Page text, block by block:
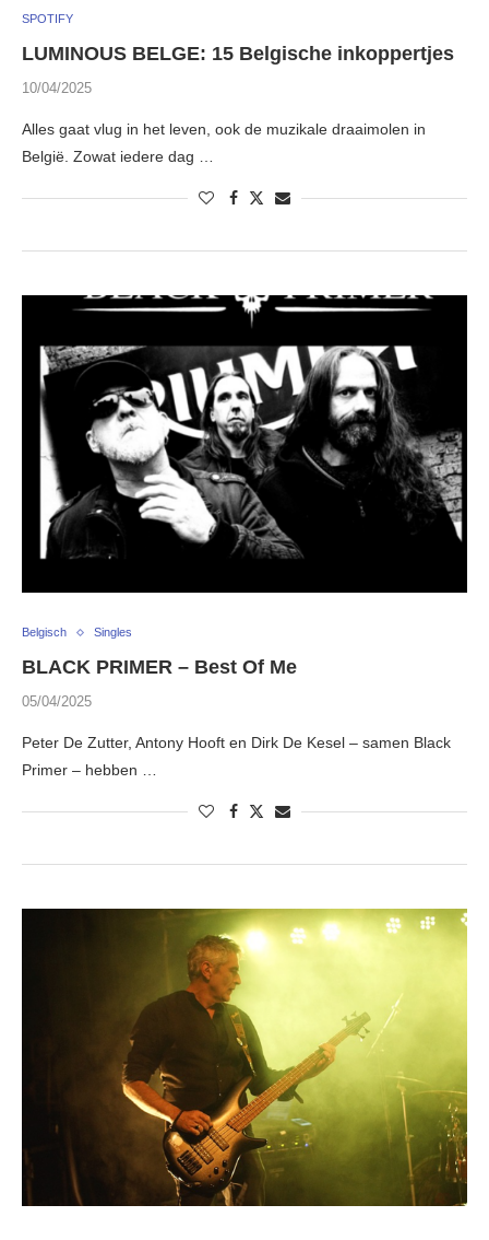
SPOTIFY
LUMINOUS BELGE: 15 Belgische inkoppertjes
10/04/2025
Alles gaat vlug in het leven, ook de muzikale draaimolen in
België. Zowat iedere dag …
Belgisch Singles
BLACK PRIMER – Best Of Me
05/04/2025
Peter De Zutter, Antony Hooft en Dirk De Kesel – samen Black
Primer – hebben …